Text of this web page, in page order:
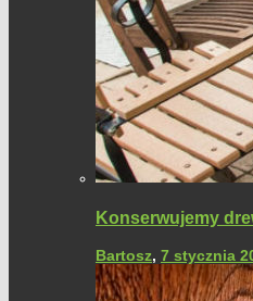
Konserwujemy
Bartosz, 7 stycznia